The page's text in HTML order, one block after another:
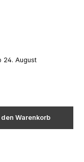
24. August
den Warenkorb